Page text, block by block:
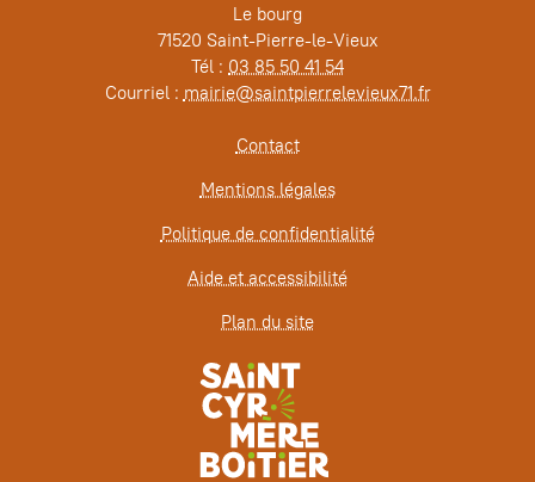
Le bourg
71520 Saint-Pierre-le-Vieux
Tél : 03 85 50 41 54
Courriel : mairie@saintpierrelevieux71.fr
Contact
Mentions légales
Politique de confidentialité
Aide et accessibilité
Plan du site